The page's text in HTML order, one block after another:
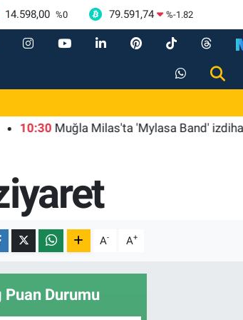
14.598,00 %0 79.591,74 %-1.82
Muğla Milas'ta 'Mylasa Band' izdihamı
A- A+
Puan Durumu